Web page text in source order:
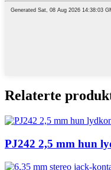
Relaterte
PJ242 2,5 mm hun